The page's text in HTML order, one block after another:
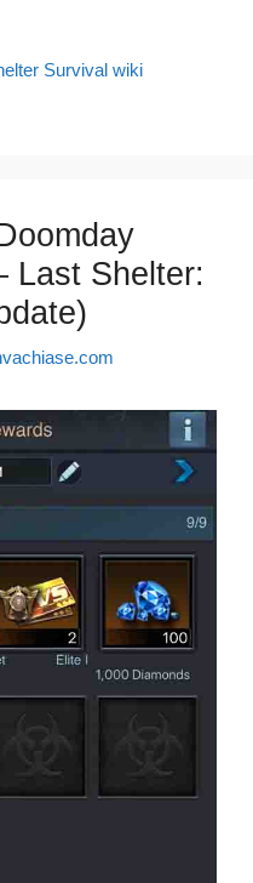
Survival wiki
Last Shelter: